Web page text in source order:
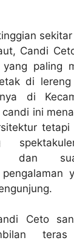
Candi
paling
di
di
candi ini
tetapi
dan
pengalaman
Ceto